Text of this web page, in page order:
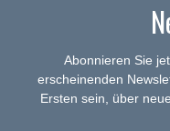
Abonnieren Sie
erscheinenden
Ersten sein, über